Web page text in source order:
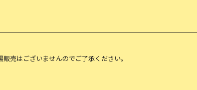
売はございませんのでご了承ください。